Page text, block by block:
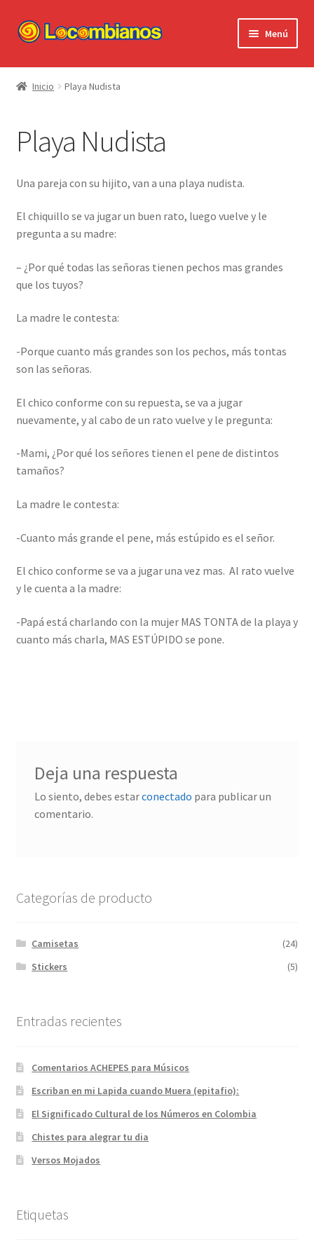
Ir
a
navegación
Ir
al
Menú
Locombianos
El Chuzo
Camisetas
Stickers
Inicio Playa Nudista
Playa Nudista
Una pareja con su hijito, van a una playa nudista.
El chiquillo se va jugar un buen rato, luego vuelve y le
pregunta a su madre:
– ¿Por qué todas las señoras tienen pechos mas grandes
que los tuyos?
La madre le contesta:
-Porque cuanto más grandes son los pechos, más tontas
son las señoras.
El chico conforme con su repuesta, se va a jugar
nuevamente, y al cabo de un rato vuelve y le pregunta:
-Mami, ¿Por qué los señores tienen el pene de distintos
tamaños?
La madre le contesta:
-Cuanto más grande el pene, más estúpido es el señor.
El chico conforme se va a jugar una vez mas. Al rato vuelve
y le cuenta a la madre:
-Papá está charlando con la mujer MAS TONTA de la playa y
cuanto más charla, MAS ESTÚPIDO se pone.
Deja una respuesta
Lo siento, debes estarconectado para publicar un
comentario.
Categorías de producto
Camisetas
(24)
Stickers
(5)
Entradas recientes
Comentarios ACHEPES para Músicos
Escriban en mi Lapida cuando Muera (epitafio):
El Significado Cultural de los Números en Colombia
Chistes para alegrar tu dia
Versos Mojados
Etiquetas